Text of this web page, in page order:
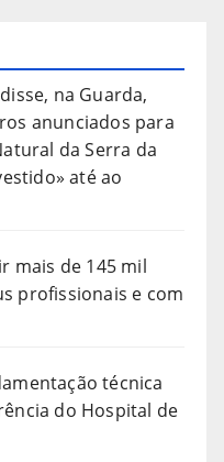
na Guarda,
anunciados para
da Serra da
até ao
mais de 145 mil
profissionais e com
técnica
do Hospital de